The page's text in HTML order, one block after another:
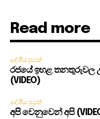
Read more
දේශීය පුවත්
රජයේ ඉහළ තනතුරුවල
(VIDEO)
දේශීය පුවත්
අපි වෙනුවෙන් අපි